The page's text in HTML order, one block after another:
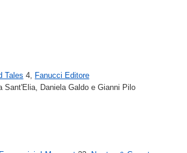
Tales 4, Fanucci Editore
Sant'Elia, Daniela Galdo e Gianni Pilo